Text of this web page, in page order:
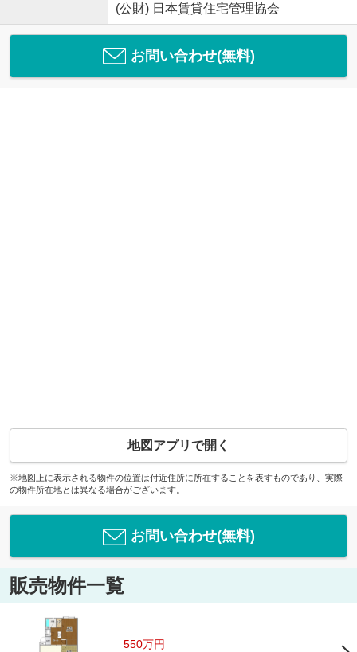
(公財) 日本賃貸住宅管理協会
お問い合わせ(無料)
地図アプリで開く
※地図上に表示される物件の位置は付近住所に所在することを表すものであり、実際
の物件所在地とは異なる場合がございます。
お問い合わせ(無料)
販売物件一覧
550万円